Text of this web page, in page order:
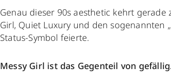
Genau dieser 90s aesthetic kehrt gerade
Girl, Quiet Luxury und den sogenannten
Status-Symbol feierte.
Messy Girl ist das Gegenteil von